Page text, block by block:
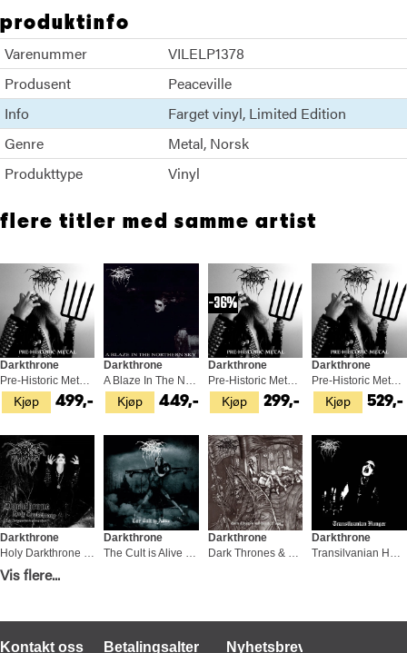
produktinfo
Varenummer
VILELP1378
Produsent
Peaceville
Info
Farget vinyl Limited Edition
Genre
Metal Norsk
Produkttype
Vinyl
flere titler med samme artist
Kjøp
Darkthrone
Pre-Historic Metal - LTD (LP)
499,- Kjøp
Darkthrone
A Blaze In The Northern Sky (LP)
449,- Kjøp
36%
Darkthrone
Pre-Historic Metal (LP)
299,- Kjøp
Darkthrone
Pre-Historic Metal - LTD (LP)
529,-
Kjøp
Darkthrone
169,-
Darkthrone
Darkthrone
Darkthrone
Vis flere...
Kontakt oss BetalingsalternativerNyhetsbrev